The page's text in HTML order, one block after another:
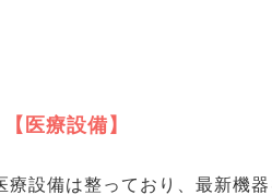
【医療設備】
療設備は整っており、最新機